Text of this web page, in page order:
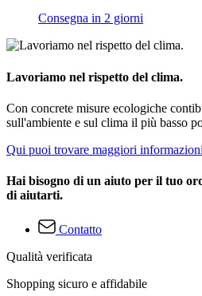
Consegna in 2 giorni
Lavoriamo nel rispetto del clima.
Con concrete misure ecologiche
sull'ambiente e sul clima il più basso
Qui puoi trovare maggiori
Hai bisogno di un aiuto per il tuo
di aiutarti.
Contatto
Qualità verificata
Shopping sicuro e affidabile